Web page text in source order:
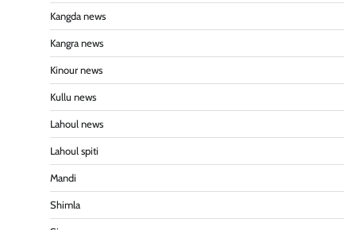
Kangda news
Kangra news
Kinour news
Kullu news
Lahoul news
Lahoul spiti
Mandi
Shimla